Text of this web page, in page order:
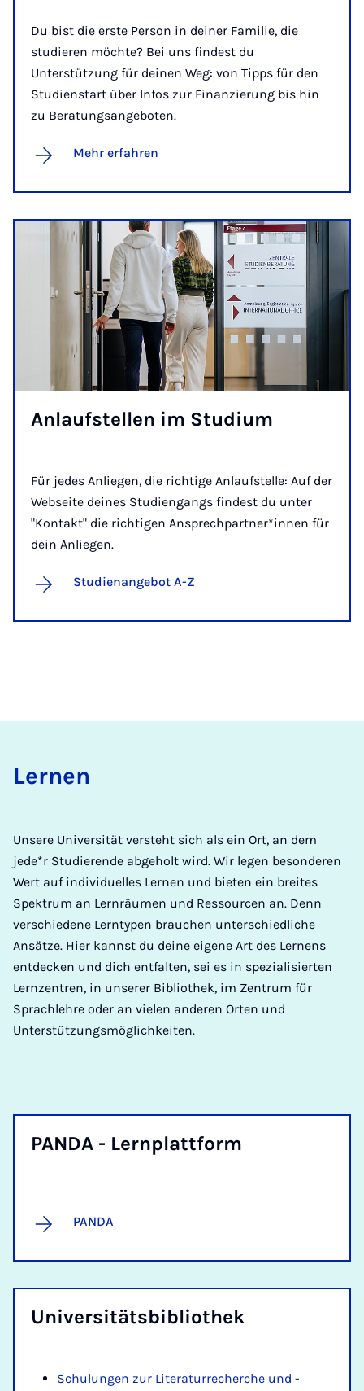
Du bist die erste Person in deiner Familie, die
studieren möchte? Bei uns findest du
Unterstützung für deinen Weg: von Tipps für den
Studienstart über Infos zur Finanzierung bis hin
zu Beratungsangeboten.
Mehr erfahren
An­lauf­stel­len im Stu­di­um
Für jedes Anliegen, die richtige Anlaufstelle: Auf der
Webseite deines Studiengangs findest du unter
"Kontakt" die richtigen Ansprechpartner*innen für
dein Anliegen.
Studienangebot A-Z
Ler­nen
Unsere Universität versteht sich als ein Ort, an dem
jede*r Studierende abgeholt wird. Wir legen besonderen
Wert auf individuelles Lernen und bieten ein breites
Spektrum an Lernräumen und Ressourcen an. Denn
verschiedene Lerntypen brauchen unterschiedliche
Ansätze. Hier kannst du deine eigene Art des Lernens
entdecken und dich entfalten, sei es in spezialisierten
Lernzentren, in unserer Bibliothek, im Zentrum für
Sprachlehre oder an vielen anderen Orten und
Unterstützungsmöglichkeiten.
PAN­DA - Lern­platt­form
PANDA
Uni­ver­si­täts­bi­blio­thek
Schulungen zur Literaturrecherche und -